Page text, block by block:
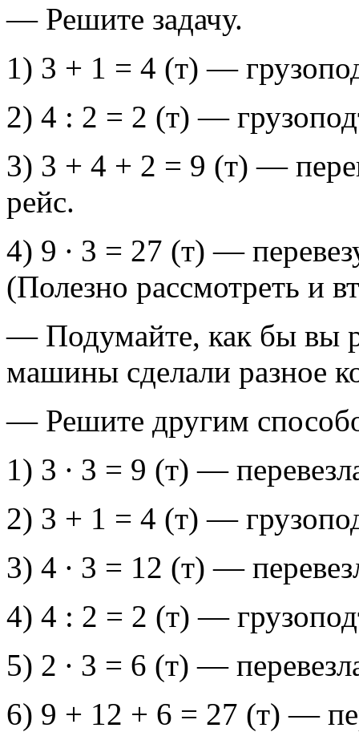
— Решите задачу.
1) 3 + 1 = 4 (т) —
2) 4 : 2 = 2 (т) —
3) 3 + 4 + 2 = 9 (т) —
рейс.
4) 9 ∙ 3 = 27 (т) —
(Полезно рассмотреть и
— Подумайте, как бы вы
машины сделали разное
— Решите другим
1) 3 ∙ 3 = 9 (т) —
2) 3 + 1 = 4 (т) —
3) 4 ∙ 3 = 12 (т) —
4) 4 : 2 = 2 (т) —
5) 2 ∙ 3 = 6 (т) —
6) 9 + 12 + 6 = 27 (т) —